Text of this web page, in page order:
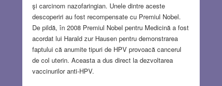
şi carcinom nazofaringian. Unele dintre aceste
descoperiri au fost recompensate cu Premiul Nobel.
De pildă, în 2008 Premiul Nobel pentru Medicină a fost
acordat lui Harald zur Hausen pentru demonstrarea
faptului că anumite tipuri de HPV provoacă cancerul
de col uterin. Aceasta a dus direct la dezvoltarea
vaccinurilor anti-HPV.